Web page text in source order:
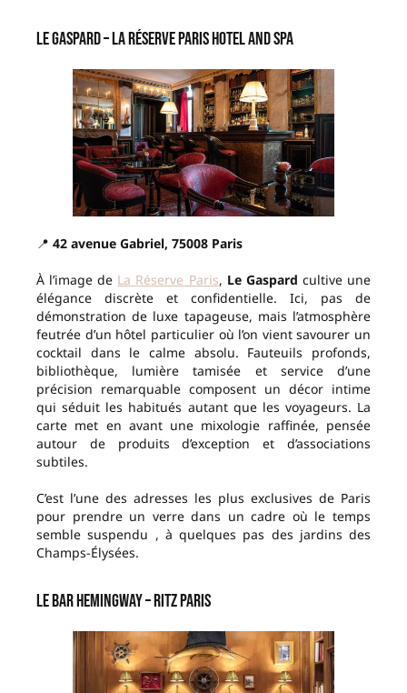
Le Gaspard – La Réserve Paris Hotel and Spa
📍 42 avenue Gabriel, 75008 Paris
À l’image de La Réserve Paris, Le Gaspard cultive une
élégance discrète et confidentielle. Ici, pas de
démonstration de luxe tapageuse, mais l’atmosphère
feutrée d’un hôtel particulier où l’on vient savourer un
cocktail dans le calme absolu. Fauteuils profonds,
bibliothèque, lumière tamisée et service d’une
précision remarquable composent un décor intime
qui séduit les habitués autant que les voyageurs. La
carte met en avant une mixologie raffinée, pensée
autour de produits d’exception et d’associations
subtiles.
C’est l’une des adresses les plus exclusives de Paris
pour prendre un verre dans un cadre où le temps
semble suspendu , à quelques pas des jardins des
Champs-Élysées.
Le Bar Hemingway – Ritz Paris